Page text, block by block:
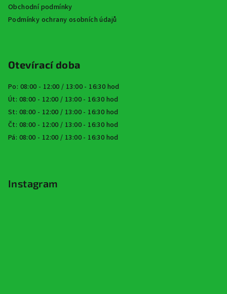
Obchodní podmínky
Podmínky ochrany osobních údajů
Otevírací doba
Po: 08:00 - 12:00 / 13:00 - 16:30 hod
Út: 08:00 - 12:00 / 13:00 - 16:30 hod
St: 08:00 - 12:00 / 13:00 - 16:30 hod
Čt: 08:00 - 12:00 / 13:00 - 16:30 hod
Pá: 08:00 - 12:00 / 13:00 - 16:30 hod
Instagram